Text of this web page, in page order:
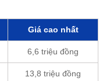
Giá cao nhất
6,6 triệu đồng
13,8 triệu đồng